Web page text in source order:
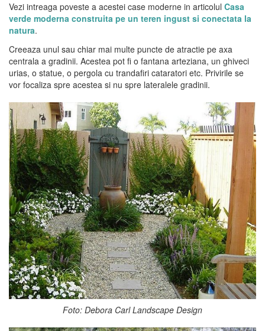
Vezi intreaga poveste a acestei case moderne in articolul Casa
verde moderna construita pe un teren ingust si conectata la
natura.
Creeaza unul sau chiar mai multe puncte de atractie pe axa
centrala a gradinii. Acestea pot fi o fantana arteziana, un ghiveci
urias, o statue, o pergola cu trandafiri cataratori etc. Privirile se
vor focaliza spre acestea si nu spre lateralele gradinii.
Foto: Debora Carl Landscape Design